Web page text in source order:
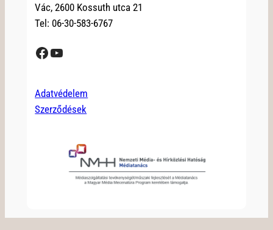
Vác, 2600 Kossuth utca 21
Tel: 06-30-583-6767
Facebook YouTube
Adatvédelem
Szerződések